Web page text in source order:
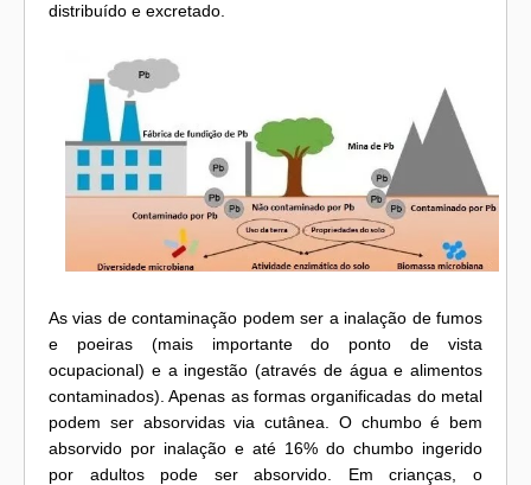
distribuído e excretado.
As vias de contaminação podem ser a inalação de fumos
e poeiras (mais importante do ponto de vista
ocupacional) e a ingestão (através de água e alimentos
contaminados). Apenas as formas organificadas do metal
podem ser absorvidas via cutânea. O chumbo é bem
absorvido por inalação e até 16% do chumbo ingerido
por adultos pode ser absorvido. Em crianças, o